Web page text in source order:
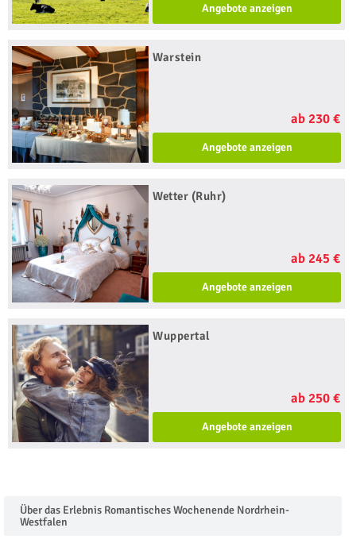
Angebote anzeigen
Warstein
ab 230 €
Angebote anzeigen
Wetter (Ruhr)
ab 245 €
Angebote anzeigen
Wuppertal
ab 250 €
Angebote anzeigen
Über das Erlebnis Romantisches Wochenende Nordrhein-
Westfalen